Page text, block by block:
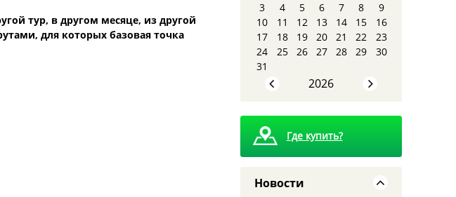
тур, в другом месяце, из другой
для которых базовая точка
3
4 5 6 7 8
9
10
11 12 13 14 15
16
17
18 19 20 21 22
23
24
25 26 27 28 29
30
31
2026
Где купить?
Новости
8 августа - Тайны
сталинских высоток:
экскурсия, которую вы
запомните